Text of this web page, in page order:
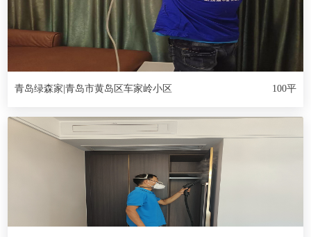
青岛绿森家|青岛市黄岛区车家岭小区 100平